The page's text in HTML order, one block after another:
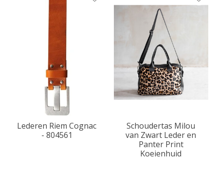
Lederen Riem Cognac
- 804561
Schoudertas Milou
van Zwart Leder en
Panter Print
Koeienhuid